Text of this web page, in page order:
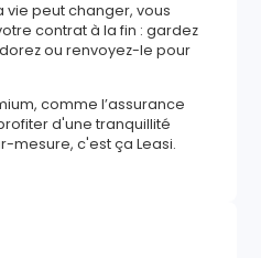
vie peut changer, vous
contrat à la fin : gardez
ou renvoyez-le pour
comme l’assurance
d'une tranquillité
mesure, c'est ça Leasi.